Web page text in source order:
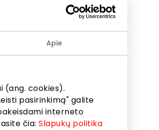
Apie
(ang. cookies).
pasirinkimą" galite
interneto
čia:Slapukų politika